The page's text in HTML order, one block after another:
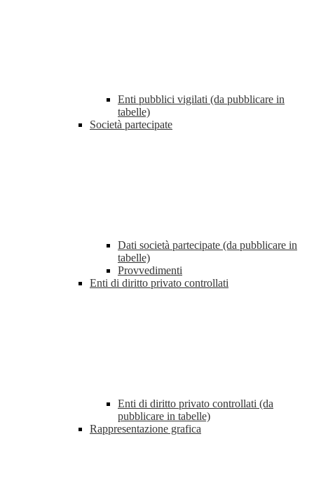
Enti pubblici vigilati (da pubblicare in
tabelle)
Società partecipate
Dati società partecipate (da pubblicare in
tabelle)
Provvedimenti
Enti di diritto privato controllati
Enti di diritto privato controllati (da
pubblicare in tabelle)
Rappresentazione grafica